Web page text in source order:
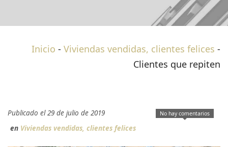
Inicio - Viviendas vendidas, clientes felices -
Clientes que repiten
No hay comentarios
Publicado el 29 de julio de 2019
en Viviendas vendidas, clientes felices